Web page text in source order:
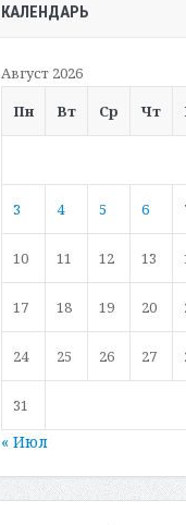
КАЛЕНДАРЬ
Август 2026
Пн
Вт Ср Чт
3 4 5 6
10 11 12 13
17 18 19 20
24 25 26 27
31
« Июл